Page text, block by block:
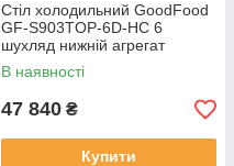
Стіл холодильний GoodFood
GF-S903TOP-6D-HC 6
шухляд нижній агрегат
В наявності
47 840 ₴
Купити